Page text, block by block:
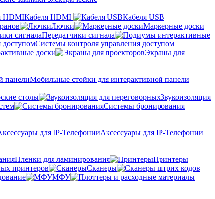
Кабеля HDMI
Кабеля USB
Лючки
Маркерные доски
Передатчики сигнала
Системы контроля управления доступом
доски
Экраны для
Мобильные стойки для интерактивной панели
столы
Звукоизоляция
Системы бронирования
Аксессуары для IP-Телефонии
Пленки для ламинирования
Принтеры
принтеров
Сканеры
МФУ